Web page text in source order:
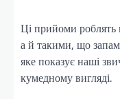
Ці прийоми роблять
а й такими, що
яке показує наші
кумедному вигляді.